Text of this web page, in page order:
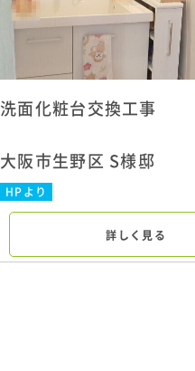
洗面化粧台交換工事
大阪市生野区 S様邸
HPより
詳しく見る